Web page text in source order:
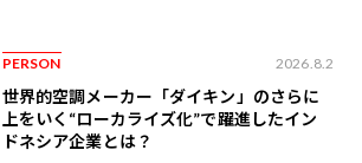
PERSON 2026.8.2
世界的空調メーカー「ダイキン」のさらに
上をいく“ローカライズ化”で躍進したイン
ドネシア企業とは？